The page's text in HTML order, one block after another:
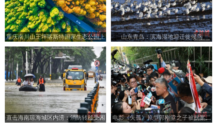
重庆南川山王坪喀斯特国家生态公园上
演浪漫秋色
山东青岛：滨海湿地迎迁徙候鸟
直击海南琼海城区内涝：消防转移受困 电影《失孤》原型郭刚堂之子被拐案二